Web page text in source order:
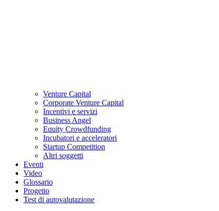
Venture Capital
Corporate Venture Capital
Incentivi e servizi
Business Angel
Equity Crowdfunding
Incubatori e acceleratori
Startup Competition
Altri soggetti
Eventi
Video
Glossario
Progetto
Test di autovalutazione